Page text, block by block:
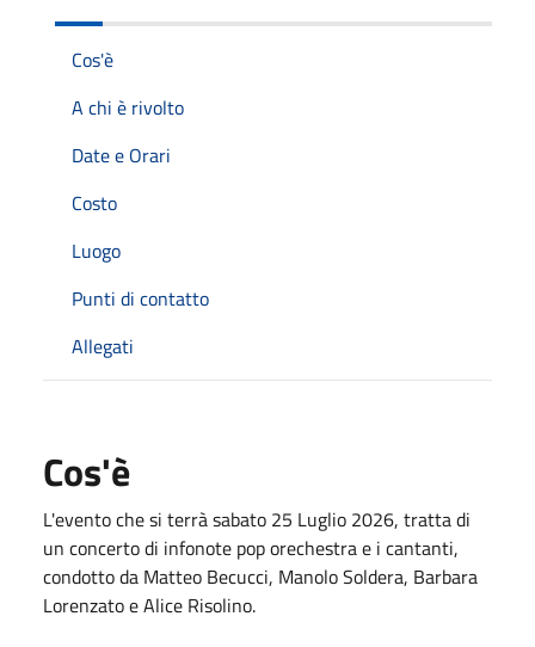
Cos'è
A chi è rivolto
Date e Orari
Costo
Luogo
Punti di contatto
Allegati
Cos'è
L'evento che si terrà sabato 25 Luglio 2026, tratta di
un concerto di infonote pop orechestra e i cantanti,
condotto da Matteo Becucci, Manolo Soldera, Barbara
Lorenzato e Alice Risolino.